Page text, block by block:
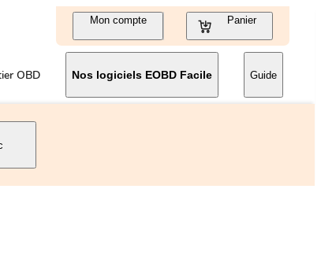
Mon compte Panier
OBD Nos logiciels EOBD Facile Guide